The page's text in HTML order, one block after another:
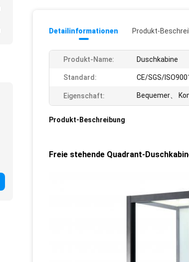
Detailinformationen Produkt-
Produkt-Name: Duschkabine
Standard: CE/SGS/
Eigenschaft: Bequemer、
Produkt-Beschreibung
Freie stehende Quadrant-